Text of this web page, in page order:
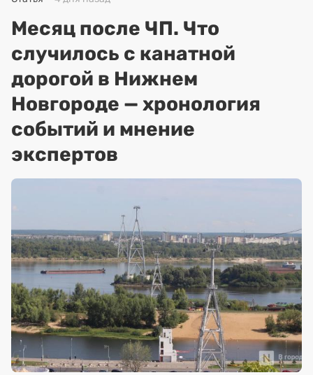
Месяц после ЧП. Что
случилось с канатной
дорогой в Нижнем
Новгороде — хронология
событий и мнение
экспертов